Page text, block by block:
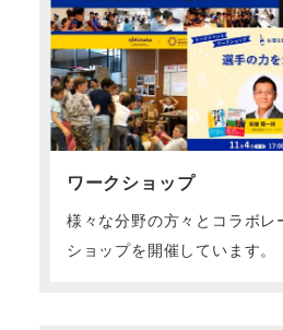
ワークショップ
様々な分野の方々とコラボレ
ショップを開催しています。